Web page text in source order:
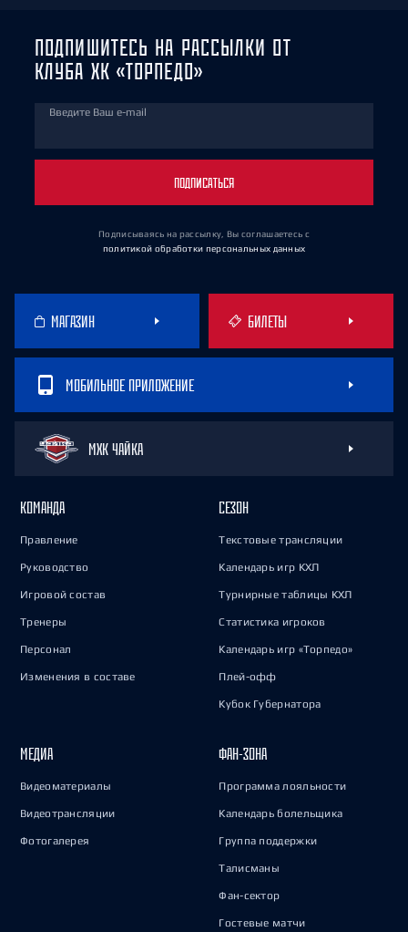
ПОДПИШИТЕСЬ НА РАССЫЛКИ ОТ
КЛУБА ХК «ТОРПЕДО»
Введите Ваш e-mail
ПОДПИСАТЬСЯ
Подписываясь на рассылку, Вы соглашаетесь с
политикой обработки персональных данных
МАГАЗИН БИЛЕТЫ
МОБИЛЬНОЕ ПРИЛОЖЕНИЕ
МХК ЧАЙКА
КОМАНДА
Правление
Руководство
Игровой состав
Тренеры
Персонал
Изменения в составе
СЕЗОН
Текстовые трансляции
Календарь игр КХЛ
Турнирные таблицы КХЛ
Статистика игроков
Календарь игр «Торпедо»
Плей-офф
Кубок Губернатора
МЕДИА
Видеоматериалы
Видеотрансляции
Фотогалерея
ФАН-ЗОНА
Программа лояльности
Календарь болельщика
Группа поддержки
Талисманы
Фан-сектор
Гостевые матчи